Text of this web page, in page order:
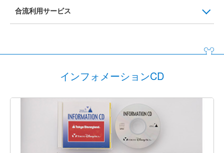
合流利用サービス
インフォメーションCD